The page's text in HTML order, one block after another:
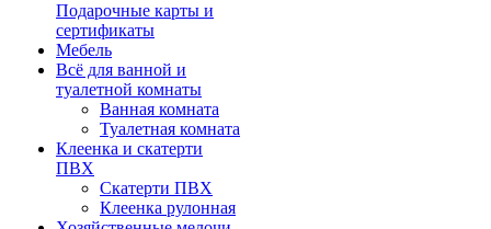
Подарочные карты и
сертификаты
Мебель
Всё для ванной и
туалетной комнаты
Ванная комната
Туалетная комната
Клеенка и скатерти
ПВХ
Скатерти ПВХ
Клеенка рулонная